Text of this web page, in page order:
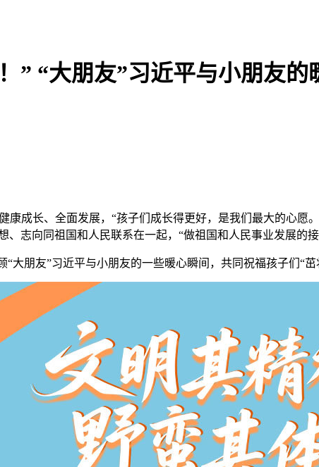
” “大朋友”习近平与小朋友的
长、全面发展，“孩子们成长得更好，是我们最大的心愿
志向同祖国和人民联系在一起，“做祖国和人民事业发展的接
朋友”习近平与小朋友的一些暖心瞬间，共同祝福孩子们“茁